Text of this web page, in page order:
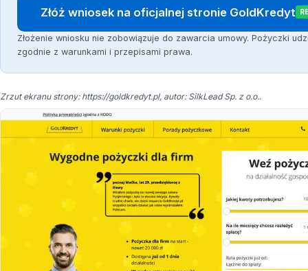
Złóż wniosek na oficjalnej stronie GoldKredyt
Złożenie wniosku nie zobowiązuje do zawarcia umowy. Pożyczki
zgodnie z warunkami i przepisami prawa.
Zrzut ekranu strony: https://goldkredyt.pl, autor: SilkLead Sp. z o.o..